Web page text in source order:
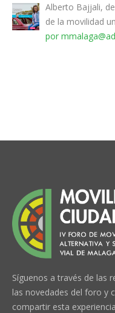
Alberto Bajjali,
de la movilidad
por
Síguenos a través de las
las novedades del foro y
compartir esta